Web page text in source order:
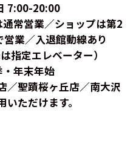
7:00-20:00
常営業／ショップは第2
業／入退館動線あり
指定エレベーター）
年末年始
／聖蹟桜ヶ丘店／南大沢
ただけます。